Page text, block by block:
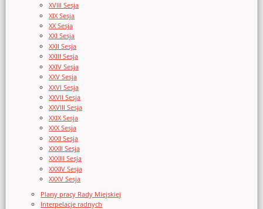
XVIII Sesja
XIX Sesja
XX Sesja
XXI Sesja
XXII Sesja
XXIII Sesja
XXIV Sesja
XXV Sesja
XXVI Sesja
XXVII Sesja
XXVIII Sesja
XXIX Sesja
XXX Sesja
XXXI Sesja
XXXII Sesja
XXXIII Sesja
XXXIV Sesja
XXXV Sesja
Plany pracy Rady Miejskiej
Interpelacje radnych